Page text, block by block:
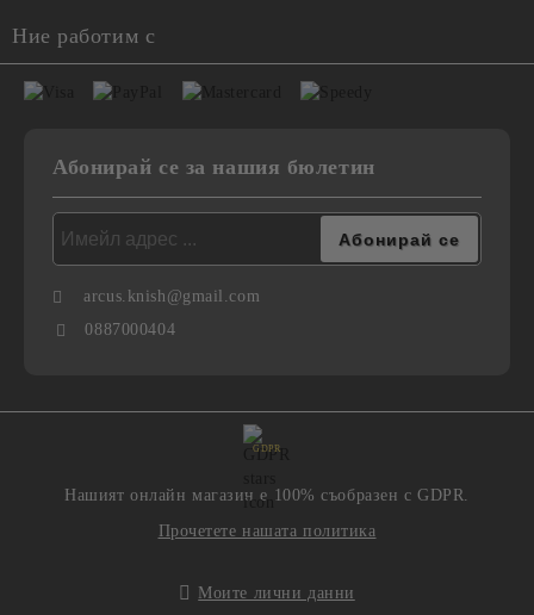
Ние работим с
Абонирай се за нашия бюлетин
arcus.knish@gmail.com
0887000404
GDPR
Нашият онлайн магазин е 100% съобразен с GDPR.
Прочетете нашата политика
Моите лични данни